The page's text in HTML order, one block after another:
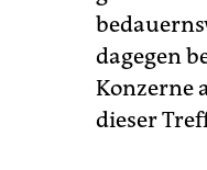
dagegen
Konzerne
dieser